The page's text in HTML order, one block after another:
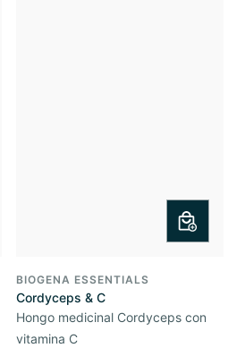
BIOGENA ESSENTIALS
Cordyceps & C
Hongo medicinal Cordyceps con
vitamina C